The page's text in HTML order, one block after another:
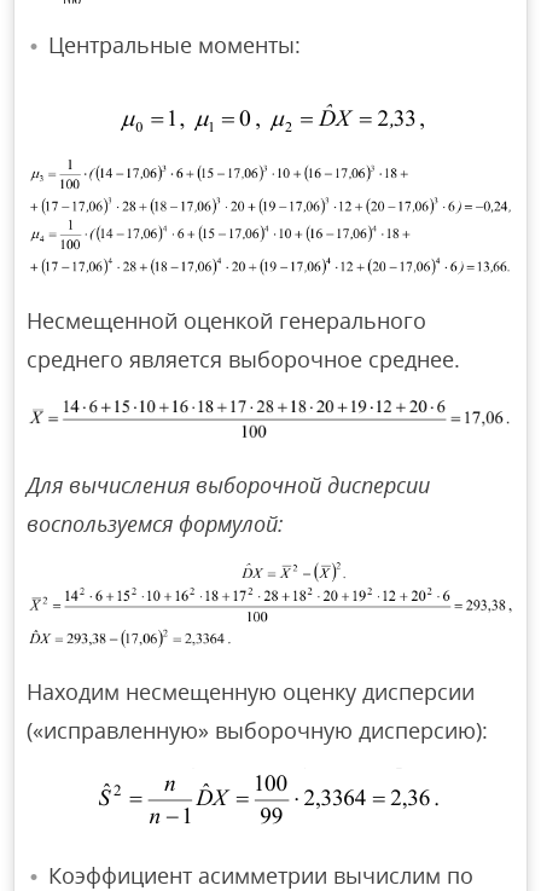
Центральные моменты:
Несмещенной оценкой генерального
среднего является выборочное среднее.
Для вычисления выборочной дисперсии
воспользуемся формулой:
Находим несмещенную оценку дисперсии
(«исправленную» выборочную дисперсию):
Коэффициент асимметрии вычислим по